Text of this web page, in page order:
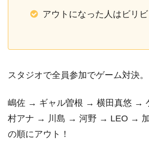
アウトになった人はビリビ
スタジオで全員参加でゲーム対決。
嶋佐 → ギャル曽根 → 横田真悠 →
村アナ → 川島 → 河野 → LEO →
の順にアウト！